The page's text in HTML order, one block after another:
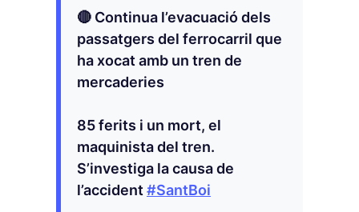
🔴 Continua l’evacuació dels
passatgers del ferrocarril que
ha xocat amb un tren de
mercaderies
85 ferits i un mort, el
maquinista del tren.
S’investiga la causa de
l’accident #SantBoi